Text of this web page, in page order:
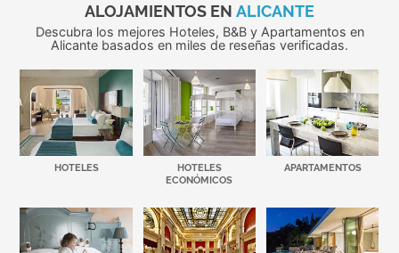
ALOJAMIENTOS EN ALICANTE
Descubra los mejores Hoteles, B&B y Apartamentos en
Alicante basados en miles de reseñas verificadas.
HOTELES
HOTELES
ECONÓMICOS
APARTAMENTOS